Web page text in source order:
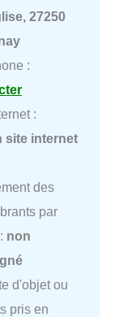
27250
:
:
site internet
des
par
non
d'objet ou
pris en